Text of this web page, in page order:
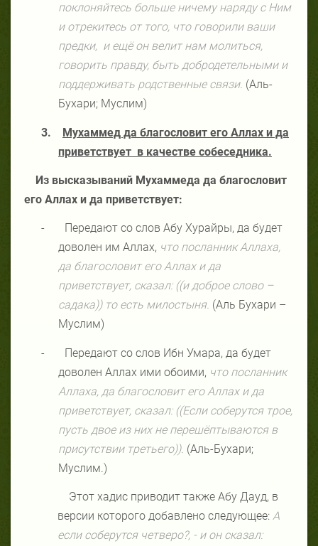
поклоняйтесь больше ничему наряду с Ним
и отрекитесь от того, что говорили ваши
предки, и ещё он велит нам молиться,
говорить правду, быть добродетельными и
поддерживать родственные связи. (Аль-
Бухари; Муслим)
3.
Мухаммед да благословит его Аллах и да
приветствует в качестве собеседника.
Из высказываний Мухаммеда да благословит
его Аллах и да приветствует:
-
Передают со слов Абу Хурайры, да будет
доволен им Аллах, что посланник Аллаха,
да благословит его Аллах и да
приветствует, сказал: ((и доброе слово –
садака)) то есть милостыня. (Аль Бухари –
Муслим)
-
Передают со слов Ибн Умара, да будет
доволен Аллах ими обоими, что посланник
Аллаха, да благословит его Аллах и да
приветствует, сказал: ((Если соберутся трое,
пусть двое из них не перешёптываются в
присутствии третьего)). (Аль-Бухари;
Муслим.)
Этот хадис приводит также Абу Дауд, в
версии которого добавлено следующее:А
если соберутся четверо?, - и он сказал: